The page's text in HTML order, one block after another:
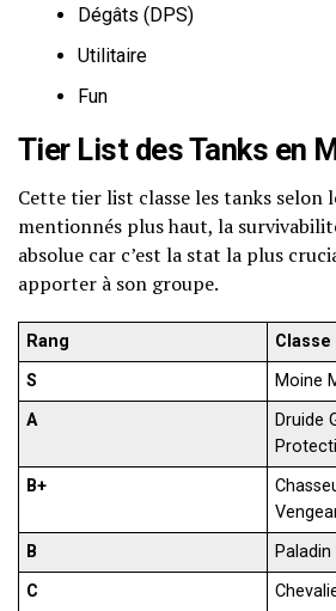
Dégâts (DPS)
Utilitaire
Fun
Tier List des Tanks en
Cette tier list classe les tanks selon
mentionnés plus haut, la
absolue car c’est la stat la plus
apporter à son groupe.
Rang
Classe
S
Moine
A
Druide
B+
B
C